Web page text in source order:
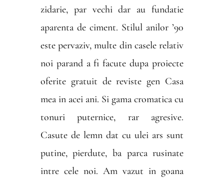
zidarie, par vechi dar au fundatie
aparenta de ciment. Stilul anilor ’90
este pervaziv, multe din casele relativ
noi parand a fi facute dupa proiecte
oferite gratuit de reviste gen Casa
mea in acei ani. Si gama cromatica cu
tonuri puternice, rar agresive.
Casute de lemn dat cu ulei ars sunt
putine, pierdute, ba parca rusinate
intre cele noi. Am vazut in goana